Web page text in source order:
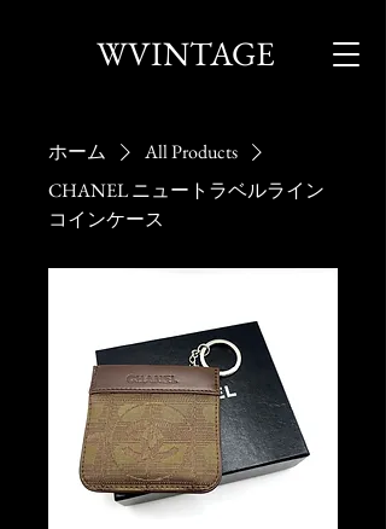
WVINTAGE
ホーム
All Products
CHANEL ニュートラベルライン
コインケース